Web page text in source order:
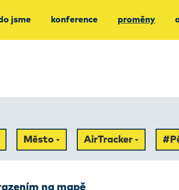
jsme konference proměny
Město AirTracker
na mapě